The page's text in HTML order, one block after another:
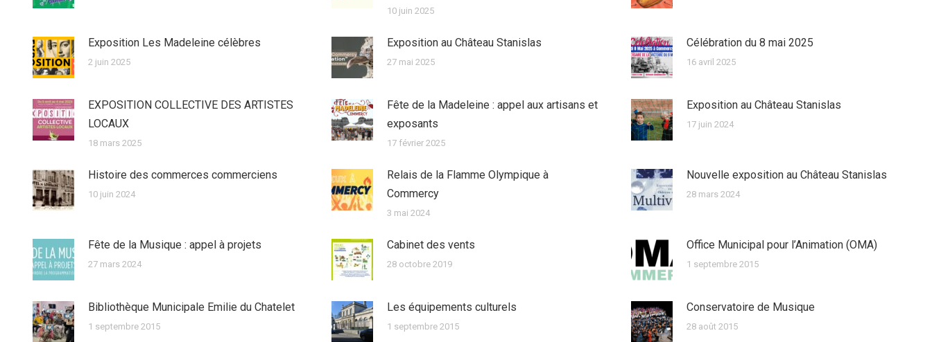
10 juin 2025
Exposition Les Madeleine célèbres
2 juin 2025
Exposition au Château Stanislas
27 mai 2025
Célébration du 8 mai 2025
16 avril 2025
EXPOSITION COLLECTIVE DES ARTISTES
LOCAUX
18 mars 2025
Fête de la Madeleine : appel aux artisans et
exposants
17 février 2025
Exposition au Château Stanislas
17 juin 2024
Histoire des commerces commerciens
10 juin 2024
Relais de la Flamme Olympique à
Commercy
3 mai 2024
Nouvelle exposition au Château Stanislas
28 mars 2024
Fête de la Musique : appel à projets
27 mars 2024
Cabinet des vents
28 octobre 2019
Office Municipal pour l’Animation (OMA)
1 septembre 2015
Bibliothèque Municipale Emilie du Chatelet
1 septembre 2015
Les équipements culturels
1 septembre 2015
Conservatoire de Musique
28 août 2015